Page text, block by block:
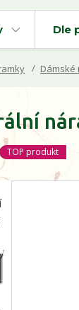
Dle
Dámské
TOP produkt